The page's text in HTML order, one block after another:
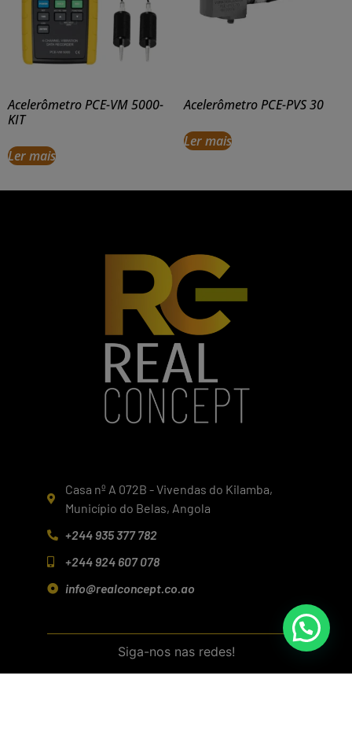
Acelerômetro PCE-VM 5000-
KIT
Ler mais
Acelerômetro PCE-PVS 30
Ler mais
Casa nº A 072B - Vivendas do Kilamba,
Município do Belas, Angola
+244 935 377 782
+244 924 607 078
info@realconcept.co.ao
Siga-nos nas redes!